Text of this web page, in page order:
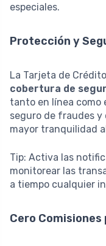
especiales.
Protección y
La Tarjeta de
cobertura de
tanto en línea como
seguro de fraudes
mayor tranquilidad
Tip: Activa las
monitorear las
a tiempo cualquier
Cero